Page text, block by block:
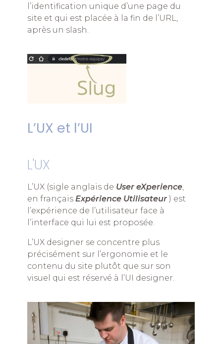
l’identification unique d’une page du
site et qui est placée à la fin de l’URL,
après un slash.
L’UX et l’UI
L'UX
L’UX (sigle anglais de User eXperience,
en français Expérience Utilisateur ) est
l’expérience de l’utilisateur face à
l’interface qui lui est proposée.
L’UX designer se concentre plus
précisément sur l’ergonomie et le
contenu du site plutôt que sur son
visuel qui est réservé à l’UI designer.